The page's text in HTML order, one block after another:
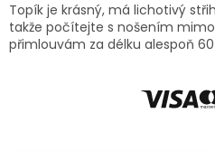
Topík je krásný, má lichotivý
takže počítejte s nošením
přimlouvám za délku alespoň